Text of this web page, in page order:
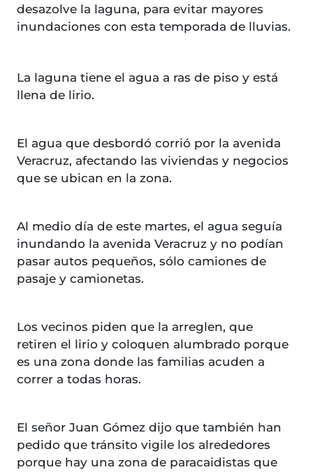
desazolve la laguna, para evitar mayores
inundaciones con esta temporada de lluvias.
La laguna tiene el agua a ras de piso y está
llena de lirio.
El agua que desbordó corrió por la avenida
Veracruz, afectando las viviendas y negocios
que se ubican en la zona.
Al medio día de este martes, el agua seguía
inundando la avenida Veracruz y no podían
pasar autos pequeños, sólo camiones de
pasaje y camionetas.
Los vecinos piden que la arreglen, que
retiren el lirio y coloquen alumbrado porque
es una zona donde las familias acuden a
correr a todas horas.
El señor Juan Gómez dijo que también han
pedido que tránsito vigile los alrededores
porque hay una zona de paracaidistas que